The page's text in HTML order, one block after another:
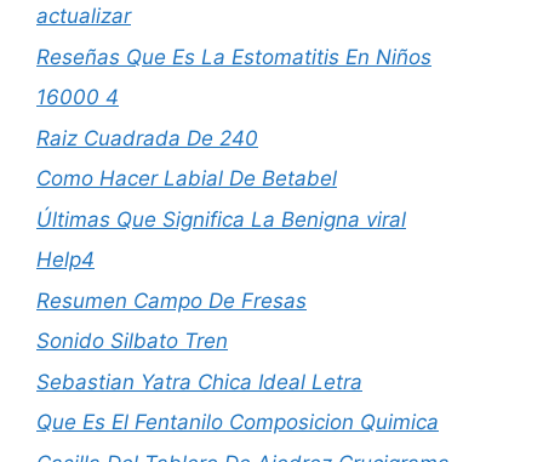
actualizar
Reseñas Que Es La Estomatitis En Niños
16000 4
Raiz Cuadrada De 240
Como Hacer Labial De Betabel
Últimas Que Significa La Benigna viral
Help4
Resumen Campo De Fresas
Sonido Silbato Tren
Sebastian Yatra Chica Ideal Letra
Que Es El Fentanilo Composicion Quimica